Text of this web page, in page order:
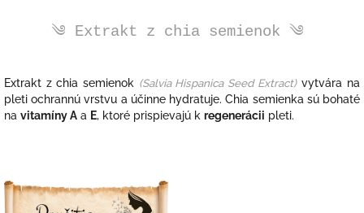
༄ Extrakt z chia semienok ༄
Extrakt z chia semienok (Salvia Hispanica Seed Extract) vytvára na
pleti ochrannú vrstvu a účinne hydratuje. Chia semienka sú bohaté
na vitamíny A a E, ktoré prispievajú k regenerácii pleti.